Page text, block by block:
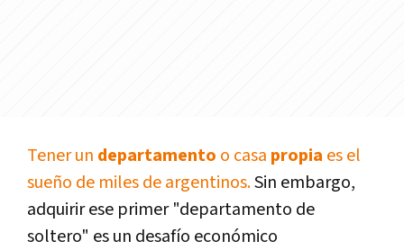
Tener un departamento o casa propia es el
sueño de miles de argentinos.Sin embargo,
adquirir ese primer "departamento de
soltero" es un desafío económico